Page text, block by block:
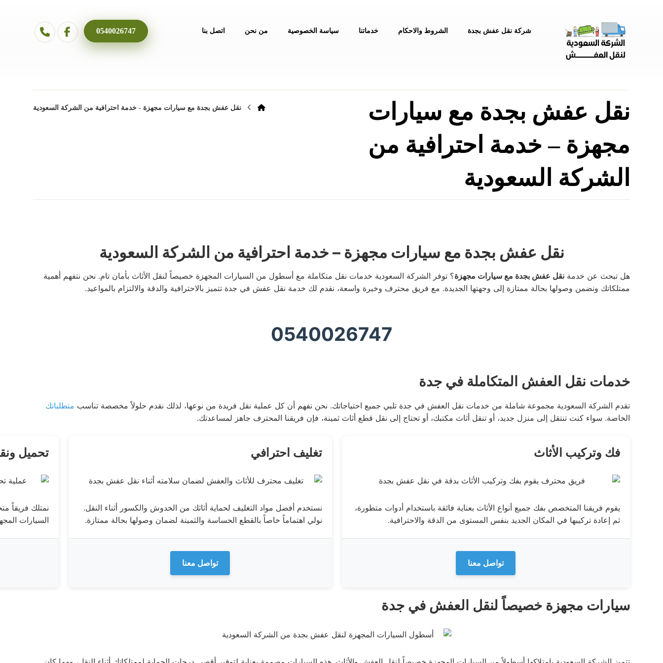
شركة نقل عفش بجدة الشروط والاحكام خدماتنا سياسة الخصوصية من نحن اتصل بنا 0540026747
نقل عفش بجدة مع سيارات
مجهزة – خدمة احترافية من
الشركة السعودية
نقل عفش بجدة مع سيارات مجهزة - خدمة احترافية من الشركة السعودية
نقل عفش بجدة مع سيارات مجهزة – خدمة احترافية من الشركة السعودية
هل تبحث عن خدمةنقل عفش بجدة مع سيارات مجهزة؟ توفر الشركة السعودية خدمات نقل متكاملة مع أسطول من السيارات المجهزة خصيصاً لنقل الأثاث بأمان تام. نحن نتفهم أهمية
ممتلكاتك ونضمن وصولها بحالة ممتازة إلى وجهتها الجديدة. مع فريق محترف وخبرة واسعة، نقدم لك خدمة نقل عفش في جدة تتميز بالاحترافية والدقة والالتزام بالمواعيد.
0540026747
خدمات نقل العفش المتكاملة في جدة
تقدم الشركة السعودية مجموعة شاملة من خدمات نقل العفش في جدة تلبي جميع احتياجاتك. نحن نفهم أن كل عملية نقل فريدة من نوعها، لذلك نقدم حلولاً مخصصة تناسب متطلباتك
الخاصة. سواء كنت تنتقل إلى منزل جديد، أو تنقل أثاث مكتبك، أو تحتاج إلى نقل قطع أثاث ثمينة، فإن فريقنا المحترف جاهز لمساعدتك.
فك وتركيب الأثاث
يقوم فريقنا المتخصص بفك جميع أنواع الأثاث بعناية فائقة باستخدام أدوات متطورة،
ثم إعادة تركيبها في المكان الجديد بنفس المستوى من الدقة والاحترافية.
تواصل معنا
تغليف احترافي
نستخدم أفضل مواد التغليف لحماية أثاثك من الخدوش والكسور أثناء النقل.
نولي اهتماماً خاصاً بالقطع الحساسة والثمينة لضمان وصولها بحالة ممتازة.
تواصل معنا
تحميل
نمتلك فريقاً
السيارات
سيارات مجهزة خصيصاً لنقل العفش في جدة